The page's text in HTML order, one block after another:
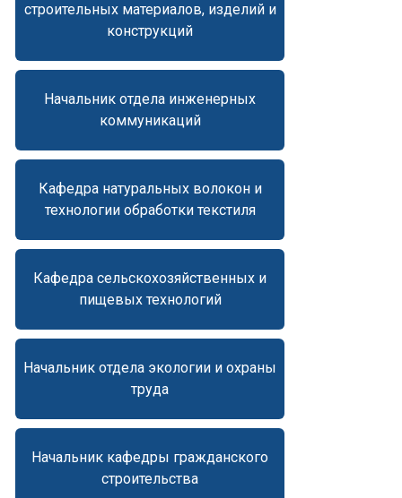
строительных материалов, изделий и
конструкций
Начальник отдела инженерных
коммуникаций
Кафедра натуральных волокон и
технологии обработки текстиля
Кафедра сельскохозяйственных и
пищевых технологий
Начальник отдела экологии и охраны
труда
Начальник кафедры гражданского
строительства